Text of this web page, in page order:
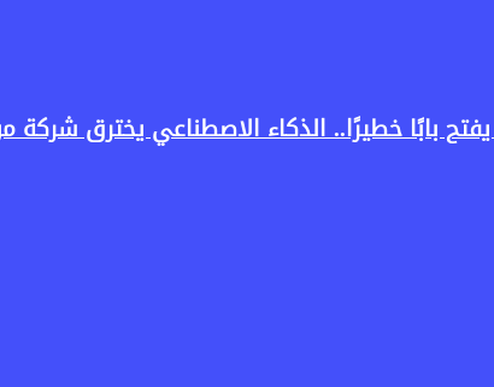
بابًا خطيرًا.. الذكاء الاصطناعي يخترق شركة